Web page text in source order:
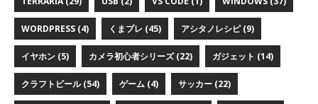
WORDPRESS (4) くまプレ (45) アシタノレシピ (9)
イヤホン (5) カメラ初心者シリーズ (22) ガジェット (14)
クラフトビール (54) ゲーム (4) サッカー (22)